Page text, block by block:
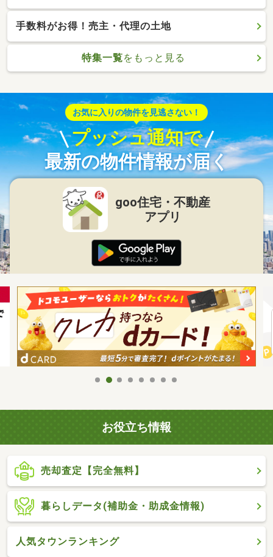
手数料がお得！売主・代理の土地
特集一覧をもっと見る
お気に入りの物件を見逃さない！
プッシュ通知で
最新の物件情報が届く
goo住宅・不動産
アプリ
お役立ち情報
売却査定【完全無料】
暮らしデータ(補助金・助成金情報)
人気タウンランキング